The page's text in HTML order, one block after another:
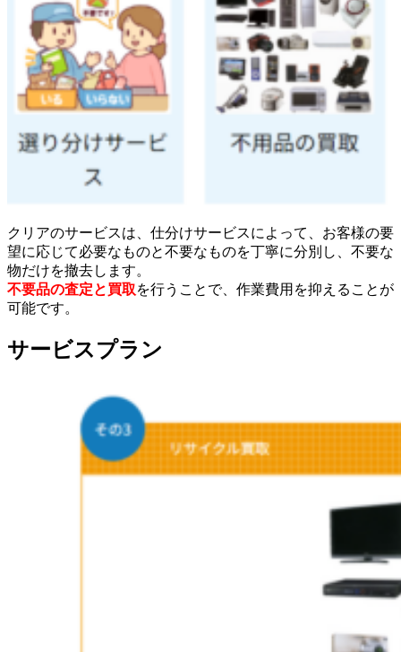
クリアのサービスは、仕分けサービスによって、お客様の要
望に応じて必要なものと不要なものを丁寧に分別し、不要な
物だけを撤去します。
不要品の査定と買取を行うことで、作業費用を抑えることが
可能です。
サービスプラン